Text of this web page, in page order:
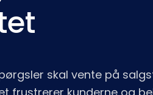
skal vente på